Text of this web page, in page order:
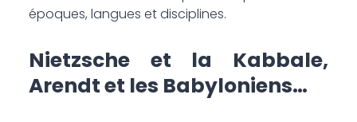
époques, langues et disciplines.
Nietzsche et la Kabbale,
Arendt et les Babyloniens…